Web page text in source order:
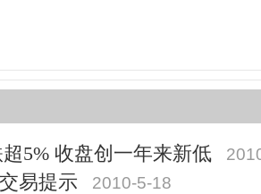
5% 收盘创一年来新低
易提示 2010-5-18